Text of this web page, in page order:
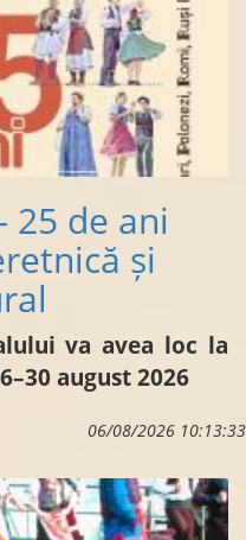
25 de ani
și
va avea loc la
august 2026
06/08/2026 10:13:33